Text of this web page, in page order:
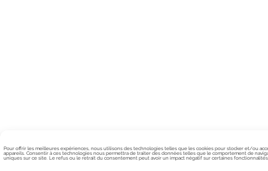
Pour offrir les meilleures expériences, nous utilisons des technologies telles que les cookies pour stocker et/ou
appareils. Consentir à ces technologies nous permettra de traiter des données telles que le comportement de
uniques sur ce site. Le refus ou le retrait du consentement peut avoir un impact négatif sur certaines